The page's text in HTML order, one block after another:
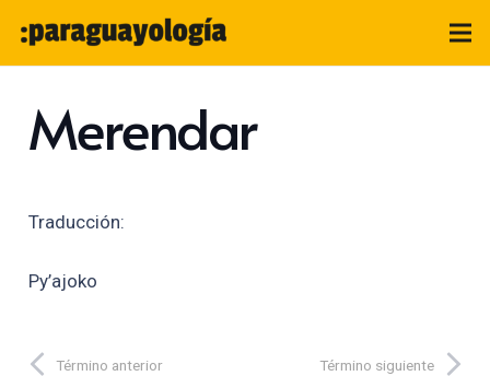
Merendar
Traducción:
Py’ajoko
Término anterior Término siguiente